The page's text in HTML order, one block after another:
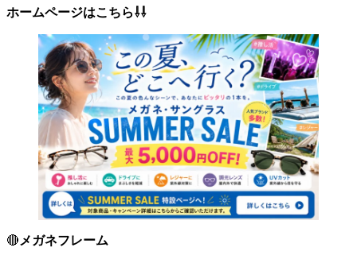
ホームページはこちら⇩⇩
🔴メガネフレーム